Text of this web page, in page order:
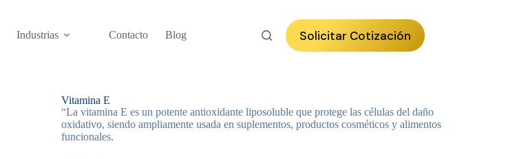
Industrias Contacto Blog Solicitar Cotización
Vitamina E
“La vitamina E es un potente antioxidante liposoluble que protege las células del daño
oxidativo, siendo ampliamente usada en suplementos, productos cosméticos y alimentos
funcionales.